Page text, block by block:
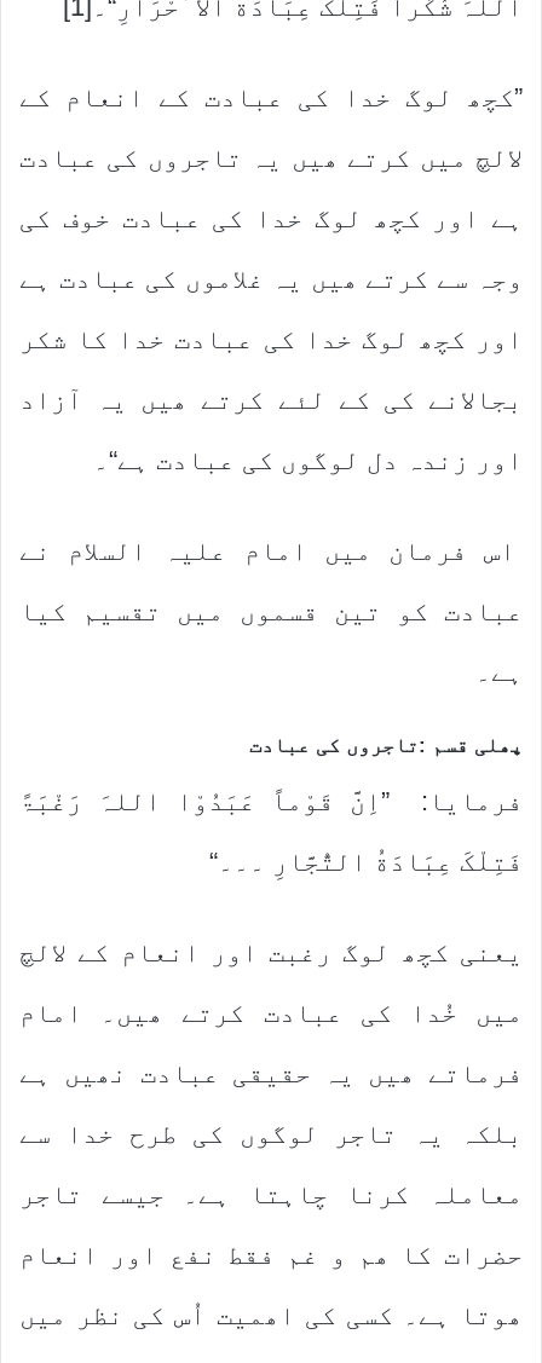
اللہَ شُکْراً فَتِلْکَ عِبَادَةُ الاٴحْرَارِ“۔[1]
”کچھ لوگ خدا کی عبادت کے انعام کے
لالچ میں کرتے ھیں یہ تاجروں کی عبادت
ہے اور کچھ لوگ خدا کی عبادت خوف کی
وجہ سے کرتے ھیں یہ غلاموں کی عبادت ہے
اور کچھ لوگ خدا کی عبادت خدا کا شکر
بجالانے کی کے لئے کرتے ھیں یہ آزاد
اور زندہ دل لوگوں کی عبادت ہے“۔
اس فرمان میں امام علیہ السلام نے
عبادت کو تین قسموں میں تقسیم کیا
ہے۔
پھلی قسم :تاجروں کی عبادت
فرمایا: ”اِنَّ قَوْماً عَبَدُوْا اللہَ رَغْبَۃً
فَتِلْکَ عِبَادَةُ التُّجَّارِ ۔۔۔“
یعنی کچھ لوگ رغبت اور انعام کے لالچ
میں خُدا کی عبادت کرتے ھیں۔ امام
فرماتے ھیں یہ حقیقی عبادت نھیں ہے
بلکہ یہ تاجر لوگوں کی طرح خدا سے
معاملہ کرنا چاہتا ہے۔ جیسے تاجر
حضرات کا ھم و غم فقط نفع اور انعام
ھوتا ہے۔ کسی کی اھمیت اُس کی نظر میں